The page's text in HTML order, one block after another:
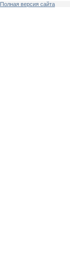
Полная версия сайта